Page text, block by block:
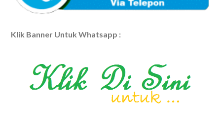
Klik Banner Untuk Whatsapp :